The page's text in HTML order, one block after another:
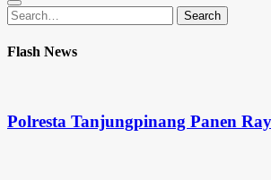
Search
for:
Search
Flash News
Polresta Tanjungpinang Panen